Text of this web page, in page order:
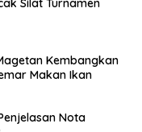
Silat Turnamen
Kembangkan
Makan Ikan
Nota